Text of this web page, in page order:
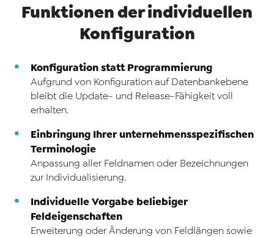
Funktionen der individuellen
Konfiguration
Konfiguration statt Programmierung
Aufgrund von Konfiguration auf Datenbankebene
bleibt die Update- und Release-Fähigkeit voll
erhalten.
Einbringung Ihrer unternehmensspezifischen
Terminologie
Anpassung aller Feldnamen oder Bezeichnungen
zur Individualisierung.
Individuelle Vorgabe beliebiger
Feldeigenschaften
Erweiterung oder Änderung von Feldlängen sowie